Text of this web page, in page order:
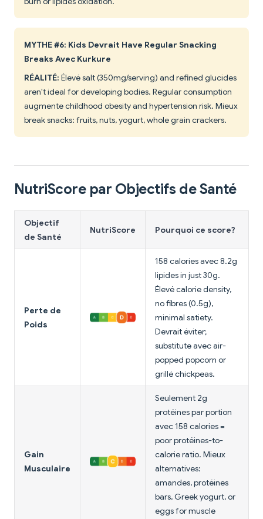
MYTHE #6: Kids Devrait Have Regular Snacking
Breaks Avec Kurkure
RÉALITÉ: Élevé salt (350mg/serving) and refined glucides
aren't ideal for developing bodies. Regular consumption
augmente childhood obesity and hypertension risk. Mieux
break snacks: fruits, nuts, yogurt, whole grain crackers.
NutriScore par Objectifs de Santé
Objectif
de Santé
NutriScore Pourquoi ce score?
Perte de
Poids
158 calories avec 8.2g
lipides in just 30g.
Élevé calorie density,
no fibres (0.5g),
minimal satiety.
Devrait éviter;
substitute avec air-
popped popcorn or
grillé chickpeas.
Gain
Musculaire
Seulement 2g
protéines par portion
avec 158 calories =
poor protéines-to-
calorie ratio. Mieux
alternatives:
amandes, protéines
bars, Greek yogurt, or
eggs for muscle